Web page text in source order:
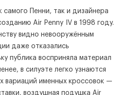
самого Пенни, так и дизайнера
Air Penny IV в 1998 году.
видно невооружённым
даже отказались
публика восприняла материал
в силуэте легко узнаются
вариаций именных кроссовок —
воздушная подушка Air